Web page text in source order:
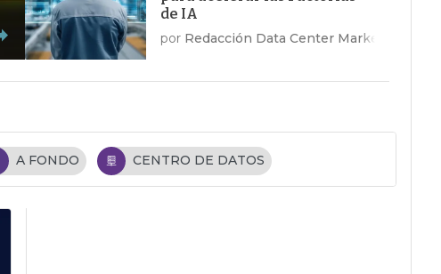
de IA
por Redacción Data Center Market
A FONDO CENTRO DE DATOS